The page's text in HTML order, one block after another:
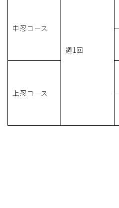
週1回
中忍コース
上忍コース